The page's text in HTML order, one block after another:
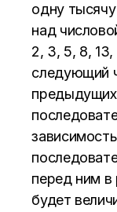
одну
над
2, 3, 5, 8,
следующий
перед ним в
будет